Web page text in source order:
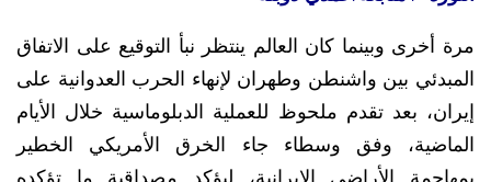
مرة أخرى وبينما كان العالم ينتظر نبأ التوقيع على الاتفاق
المبدئي بين واشنطن وطهران لإنهاء الحرب العدوانية على
إيران، بعد تقدم ملحوظ للعملية الدبلوماسية خلال الأيام
الماضية، وفق وسطاء جاء الخرق الأمريكي الخطير
بمهاجمة الأراضي الإيرانية، ليؤكد مصداقية ما تؤكده